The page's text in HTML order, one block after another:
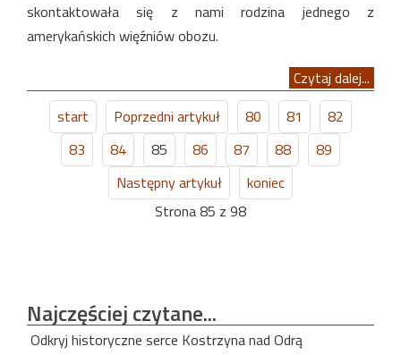
skontaktowała się z nami rodzina jednego z
amerykańskich więźniów obozu.
Czytaj dalej...
start
Poprzedni artykuł 80 81
82
83
84 85 86 87 88
89
Następny artykuł
koniec
Strona 85 z 98
Najczęściejczytane...
Odkryj historyczne serce Kostrzyna nad Odrą